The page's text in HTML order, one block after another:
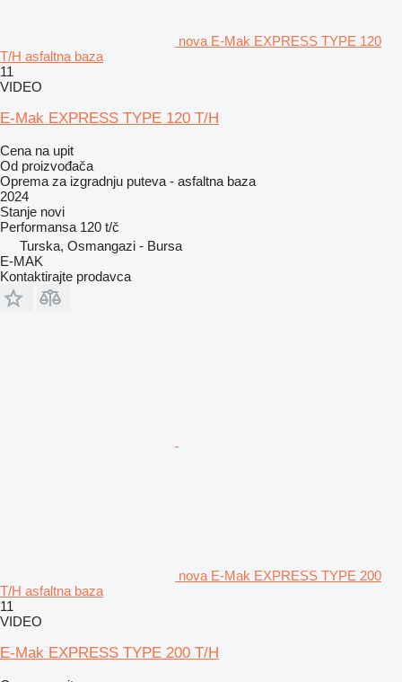
nova E-Mak EXPRESS TYPE 120
T/H asfaltna baza
11
VIDEO
E-Mak EXPRESS TYPE 120 T/H
Cena na upit
Od proizvođača
Oprema za izgradnju puteva - asfaltna baza
2024
Stanje novi
Performansa 120 t/č
Turska, Osmangazi - Bursa
E-MAK
Kontaktirajte prodavca
nova E-Mak EXPRESS TYPE 200
T/H asfaltna baza
11
VIDEO
E-Mak EXPRESS TYPE 200 T/H